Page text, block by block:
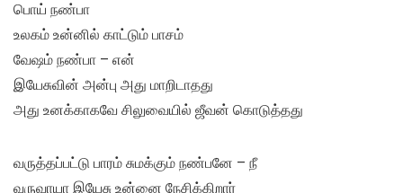
பொய் நண்பா
உலகம் உன்னில் காட்டும் பாசம்
வேஷம் நண்பா – என்
இயேசுவின் அன்பு அது மாறிடாதது
அது உனக்காகவே சிலுவையில் ஜீவன் கொடுத்தது
வருத்தப்பட்டு பாரம் சுமக்கும் நண்பனே – நீ
வருவாயா இயேசு உன்னை நேசிக்கிறார்